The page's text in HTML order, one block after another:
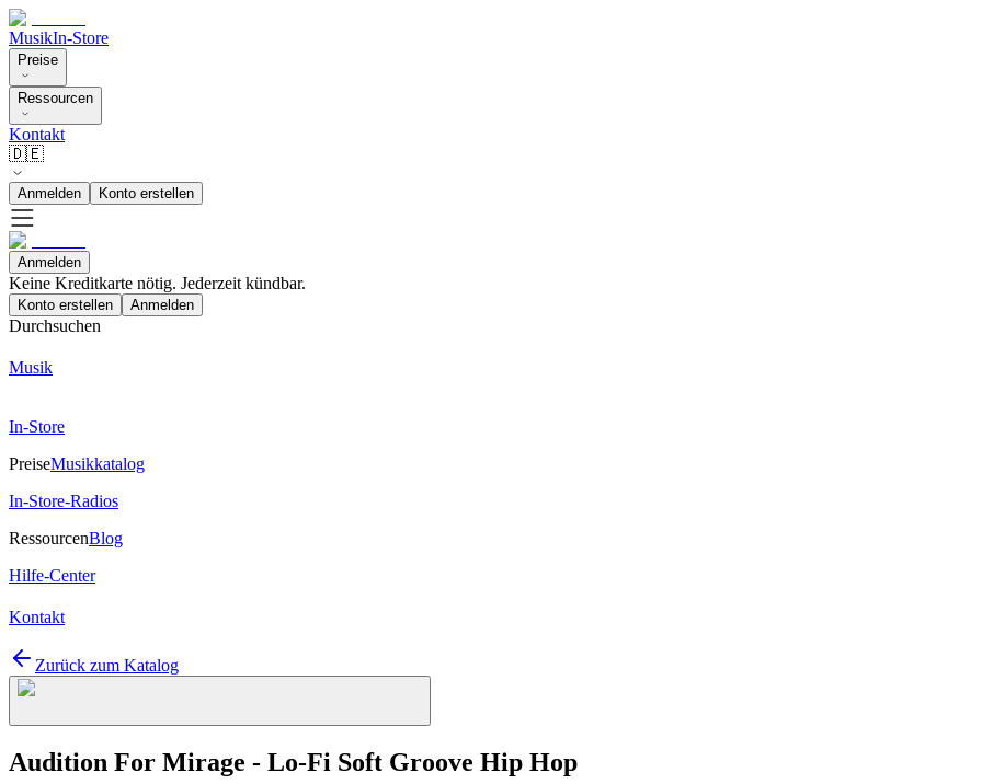
MusikIn-Store
Preise
Ressourcen
Kontakt
🇩🇪
Anmelden Konto erstellen
Anmelden
Keine Kreditkarte nötig. Jederzeit kündbar.
Konto erstellen Anmelden
Durchsuchen
Musik
In-Store
PreiseMusikkatalog
In-Store-Radios
RessourcenBlog
Hilfe-Center
Kontakt
Zurück zum Katalog
Audition For Mirage - Lo-Fi Soft Groove Hip Hop